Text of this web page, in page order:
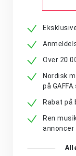
Over
Nordisk
på
Rabat
Ren
annoncer